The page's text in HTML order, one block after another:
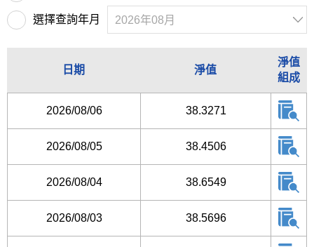
選擇查詢年月
日期 淨值
淨值
組成
2026/08/06 38.3271
2026/08/05 38.4506
2026/08/04 38.6549
2026/08/03 38.5696